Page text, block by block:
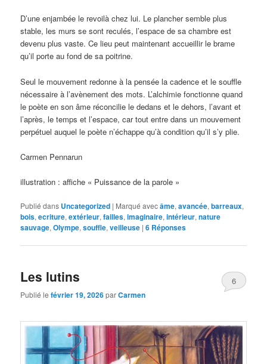
D’une enjambée le revoilà chez lui. Le plancher semble plus
stable, les murs se sont reculés, l’espace de sa chambre est
devenu plus vaste. Ce lieu peut maintenant accueillir le brame
qu’il porte au fond de sa poitrine.
Seul le mouvement redonne à la pensée la cadence et le souffle
nécessaire à l’avènement des mots. L’alchimie fonctionne quand
le poète en son âme réconcilie le dedans et le dehors, l’avant et
l’après, le temps et l’espace, car tout entre dans un mouvement
perpétuel auquel le poète n’échappe qu’à condition qu’il s’y plie.
Carmen Pennarun
illustration : affiche « Puissance de la parole »
Publié dans Uncategorized | Marqué avecâme,avancée,barreaux,
bois,ecriture,extérieur,failles,imaginaire,intérieur,nature
sauvage,Olympe,souffle,veilleuse |6 Réponses
Les lutins
Publié lefévrier 19, 2026parCarmen
6